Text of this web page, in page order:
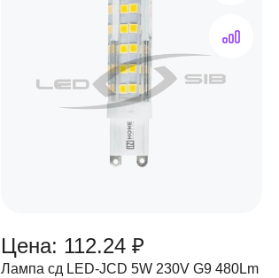
Цена: 112.24 ₽
Лампа сд LED-JCD 5W 230V G9 480Lm